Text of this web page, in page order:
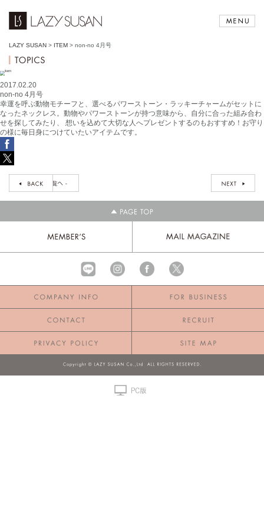
LAZY SUSAN > ITEM > non-no 4月号
2017.02.20
non-no 4月号
幸運を呼ぶ動物モチーフと、選べるパワーストーン・ラッキーチャームがセットに
なったネックレス。動物やパワーストーンが持つ意味から、自分に合った組み合わ
せを探してみたり、 想いを込めて大切な人へプレゼントするのもおすすめ！お守り
の様に毎日身につけていたいアイテムです。